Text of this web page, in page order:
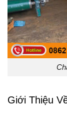
Giới Thiệu